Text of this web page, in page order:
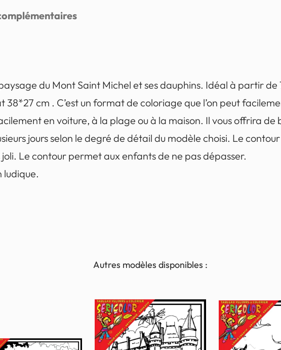
du Mont Saint Michel et ses dauphins. Idéal à partir de
cm . C’est un format de coloriage que l’on peut
en voiture, à la plage ou à la maison. Il vous offrira
jours selon le degré de détail du modèle choisi. Le
Le contour permet aux enfants de ne pas dépasser.
ludique.
Autres modèles disponibles :